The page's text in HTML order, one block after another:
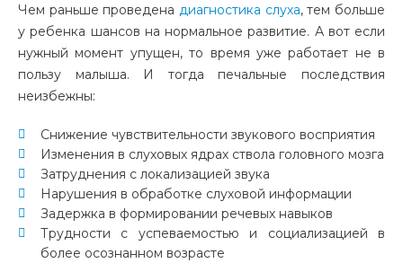
Чем раньше проведена диагностика слуха, тем больше
у ребенка шансов на нормальное развитие. А вот если
нужный момент упущен, то время уже работает не в
пользу малыша. И тогда печальные последствия
неизбежны:
Снижение чувствительности звукового восприятия
Изменения в слуховых ядрах ствола головного мозга
Затруднения с локализацией звука
Нарушения в обработке слуховой информации
Задержка в формировании речевых навыков
Трудности с успеваемостью и социализацией в
более осознанном возрасте